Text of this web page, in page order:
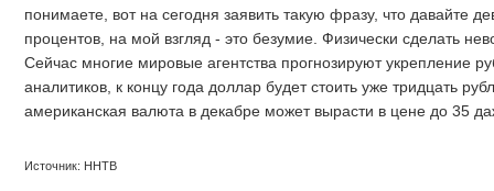
понимаете, вот на сегодня заявить такую фразу, что давайте
процентов, на мой взгляд - это безумие. Физически сделать
Сейчас многие мировые агентства прогнозируют укрепление
аналитиков, к концу года доллар будет стоить уже тридцать
американская валюта в декабре может вырасти в цене до 35
Источник: ННТВ